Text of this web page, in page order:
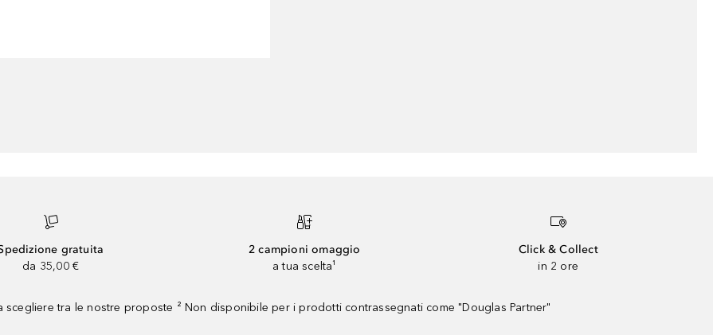
gratuita
da 35,00 €
2 campioni omaggio
a tua scelta¹
Click & Collect
in 2 ore
tra le nostre proposte ² Non disponibile per i prodotti contrassegnati come "Douglas Partner"